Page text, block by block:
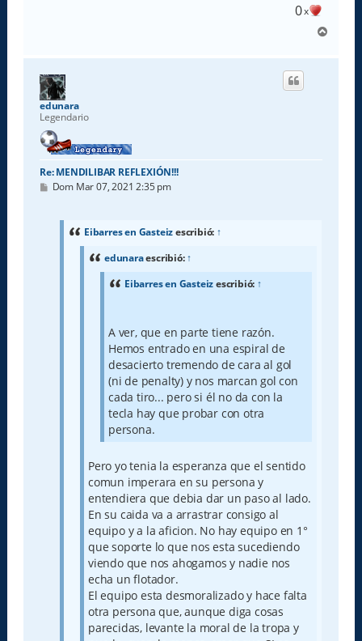
0x
r
edunara
Legendario
Re: MENDILIBAR REFLEXIÓN!!!
M
Dom Mar 07, 2021 2:35 pm
Eibarres en Gasteizescribió: ↑
edunaraescribió:↑
Eibarres en Gasteizescribió: ↑
A ver, que en parte tiene razón.
Hemos entrado en una espiral de
desacierto tremendo de cara al gol
(ni de penalty) y nos marcan gol con
cada tiro... pero si él no da con la
tecla hay que probar con otra
persona.
Pero yo tenia la esperanza que el sentido
comun imperara en su persona y
entendiera que debia dar un paso al lado.
En su caida va a arrastrar consigo al
equipo y a la aficion. No hay equipo en 1°
que soporte lo que nos esta sucediendo
viendo que nos ahogamos y nadie nos
echa un flotador.
El equipo esta desmoralizado y hace falta
otra persona que, aunque diga cosas
parecidas, levante la moral de la tropa y